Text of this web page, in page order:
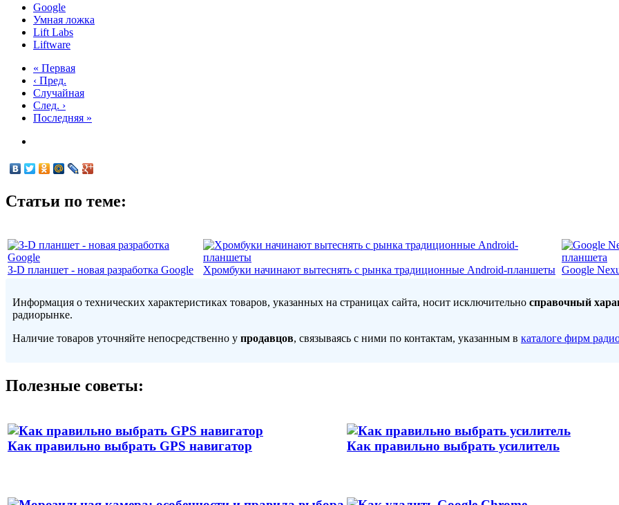
Google
Умная ложка
Lift Labs
Liftware
« Первая
‹ Пред.
Случайная
След. ›
Последняя »
Статьи по теме:
З-D планшет - новая разработка Google Хромбуки начинают вытеснять с рынка традиционные Android-планшеты Google
Информация о технических характеристиках товаров, указанных на страницах сайта, носит исключительно справочный
радиорынке.
Наличие товаров уточняйте непосредственно у продавцов, связываясь с ними по контактам, указанным в каталоге фирм
Полезные советы:
Как правильно выбрать GPS навигатор Как правильно выбрать усилитель